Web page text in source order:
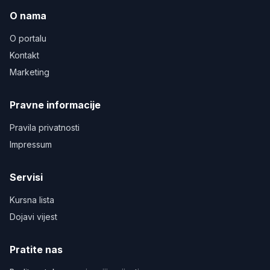
O nama
O portalu
Kontakt
Marketing
Pravne informacije
Pravila privatnosti
Impressum
Servisi
Kursna lista
Dojavi vijest
Pratite nas